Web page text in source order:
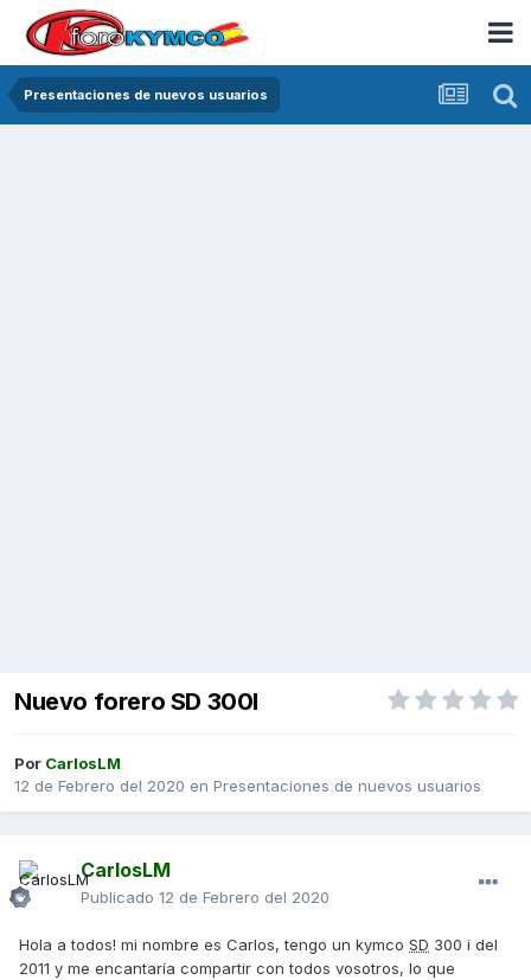
Presentaciones de nuevos usuarios
Nuevo forero SD 300I
Por CarlosLM
12 de Febrero del 2020 en Presentaciones de nuevos usuarios
CarlosLM
Publicado 12 de Febrero del 2020
Hola a todos! mi nombre es Carlos, tengo un kymco SD 300 i del
2011 y me encantaría compartir con todos vosotros, lo que